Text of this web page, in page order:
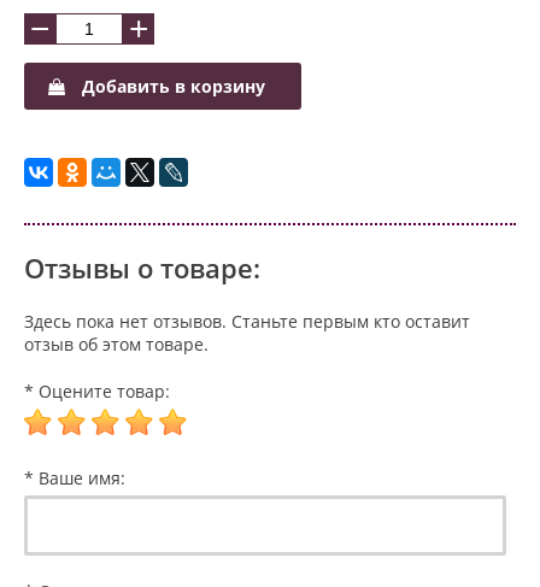
− +
Добавить в корзину
Отзывы о товаре:
Здесь пока нет отзывов. Станьте первым кто оставит
отзыв об этом товаре.
* Оцените товар:
* Ваше имя: